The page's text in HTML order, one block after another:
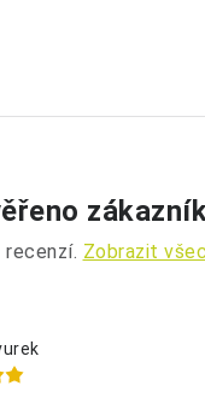
recenzí. Zobrazit